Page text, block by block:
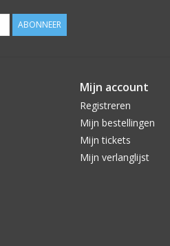
ABONNEER
Mijn account
Registreren
Mijn bestellingen
Mijn tickets
Mijn verlanglijst